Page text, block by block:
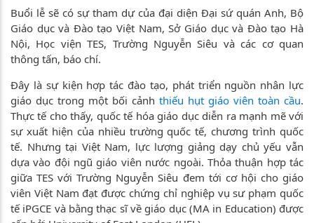
Buổi lễ sẽ có sự tham dự của đại diện Đại sứ quán Anh, Bộ
Giáo dục và Đào tạo Việt Nam, Sở Giáo dục và Đào tạo Hà
Nội, Học viện TES, Trường Nguyễn Siêu và các cơ quan
thông tấn, báo chí.
Đây là sự kiện hợp tác đào tạo, phát triển nguồn nhân lực
giáo dục trong một bối cảnh thiếu hụt giáo viên toàn cầu.
Thực tế cho thấy, quốc tế hóa giáo dục diễn ra mạnh mẽ với
sự xuất hiện của nhiều trường quốc tế, chương trình quốc
tế. Nhưng tại Việt Nam, lực lượng giảng dạy chủ yếu vẫn
dựa vào đội ngũ giáo viên nước ngoài. Thỏa thuận hợp tác
giữa TES với Trường Nguyễn Siêu đem tới cơ hội cho giáo
viên Việt Nam đạt được chứng chỉ nghiệp vụ sư phạm quốc
tế iPGCE và bằng thạc sĩ về giáo dục (MA in Education) được